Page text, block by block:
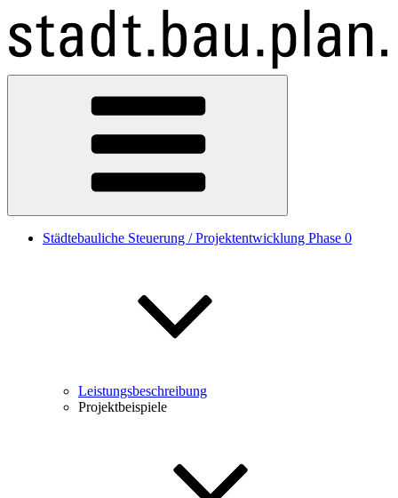
Zum
Städtebauliche Steuerung / Projektentwicklung Phase 0
Leistungsbeschreibung
Projektbeispiele